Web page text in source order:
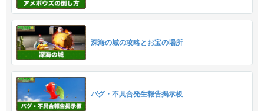
深海の城の攻略とお宝の場所
バグ・不具合発生報告掲示板